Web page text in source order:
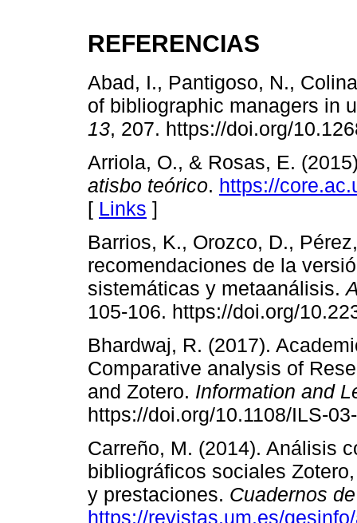
REFERENCIAS
Abad, I., Pantigoso, N.,
of bibliographic managers in
13, 207. https://doi.org/
Arriola, O., & Rosas, E.
atisbo teórico. https://
[ Links ]
Barrios, K., Orozco, D.,
recomendaciones de la
sistemáticas y metaanálisis.
105-106. https://doi.org/
Bhardwaj, R. (2017).
Comparative analysis of
and Zotero. Information and
https://doi.org/10.1108/ILS-
Carreño, M. (2014). Análisis
bibliográficos sociales
y prestaciones. Cuadernos
https://revistas.um.es/